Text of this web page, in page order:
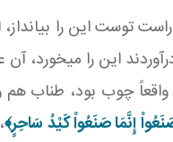
توست اين را
اين را مي خورد،
چوب بود، طناب هم
إِنَّمَا صَنَعُواْ كَيْدُ سَاحِرٍ‏﴾